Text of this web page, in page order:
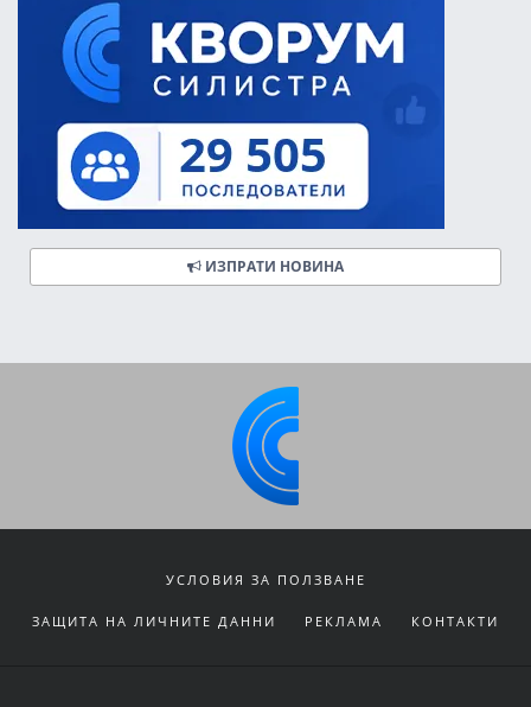
ИЗПРАТИ НОВИНА
УСЛОВИЯ ЗА ПОЛЗВАНЕ
ЗАЩИТА НА ЛИЧНИТЕ ДАННИ РЕКЛАМА КОНТАКТИ